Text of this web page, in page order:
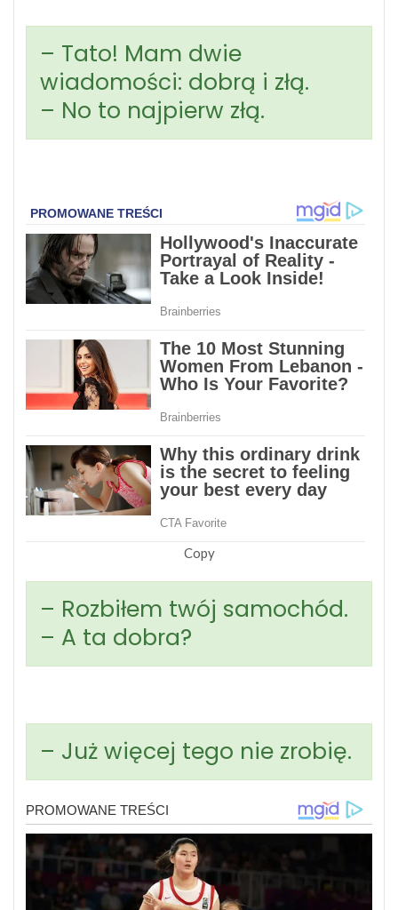
– Tato! Mam dwie
wiadomości: dobrą i złą.
– No to najpierw złą.
Copy
– Rozbiłem twój samochód.
– A ta dobra?
– Już więcej tego nie zrobię.